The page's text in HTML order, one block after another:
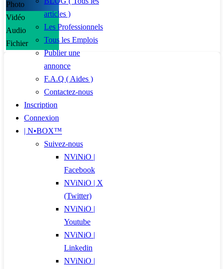
Photo
Vidéo
Audio
Fichier
articles )
Les Professionnels
Tous les Emplois
Publier une
annonce
F.A.Q ( Aides )
Contactez-nous
Inscription
Connexion
| N•BOX™
Suivez-nous
NViNiO |
Facebook
NViNiO | X
(Twitter)
NViNiO |
Youtube
NViNiO |
Linkedin
NViNiO |